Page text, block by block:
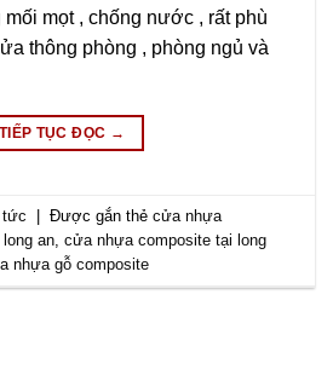
mọt , chống nước , rất phù
thông phòng , phòng ngủ và
TIẾP TỤC ĐỌC →
tức | Được gắn thẻcửa nhựa
an ,cửa nhựa composite tại long
nhựa gỗ composite